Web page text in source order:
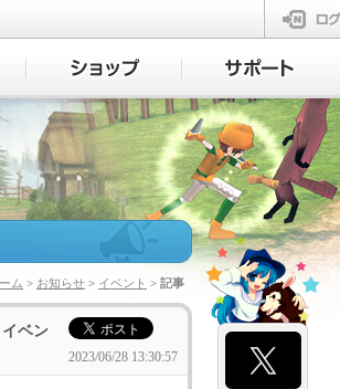
ム > お知らせ > イベント > 記事
ベン
2023/06/28 13:30:57